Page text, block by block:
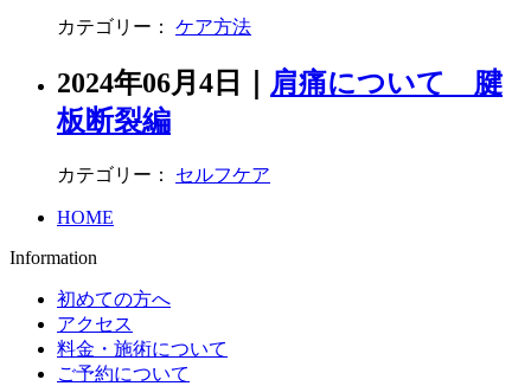
カテゴリー： ケア方法
2024年06月4日
肩痛について 腱
板断裂編
カテゴリー： セルフケア
HOME
Information
初めての方へ
アクセス
料金・施術について
ご予約について